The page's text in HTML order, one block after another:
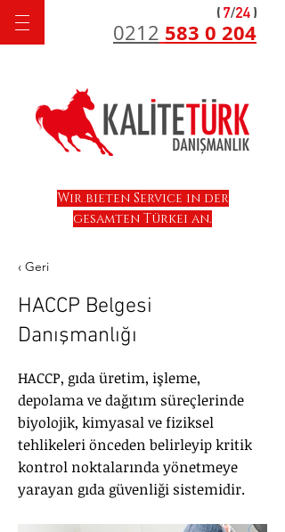
0212 583 0 204
Wir bieten Service in der
gesamten Türkei an.
‹ Geri
HACCP Belgesi
Danışmanlığı
HACCP, gıda üretim, işleme,
depolama ve dağıtım süreçlerinde
biyolojik, kimyasal ve fiziksel
tehlikeleri önceden belirleyip kritik
kontrol noktalarında yönetmeye
yarayan gıda güvenliği sistemidir.